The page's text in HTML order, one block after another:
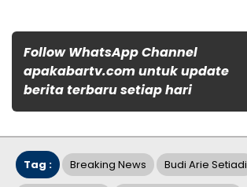
Follow WhatsApp Channel
apakabartv.com untuk update
berita terbaru setiap hari
Tag : Breaking News Budi Arie Setiadi